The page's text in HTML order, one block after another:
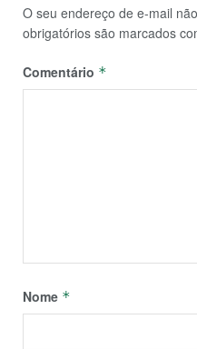
O seu endereço de e-mail
obrigatórios são marcados
Comentário *
Nome *